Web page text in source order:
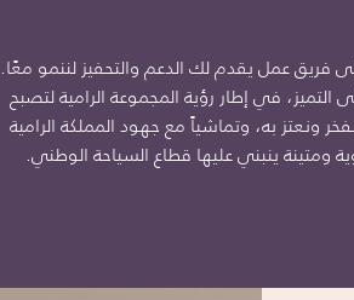
فريق عمل يقدم لك الدعم والتحفيز لننمو معًا.
في إطار رؤية المجموعة الرامية لتصبح
ونعتز به، وتماشياً مع جهود المملكة الرامية